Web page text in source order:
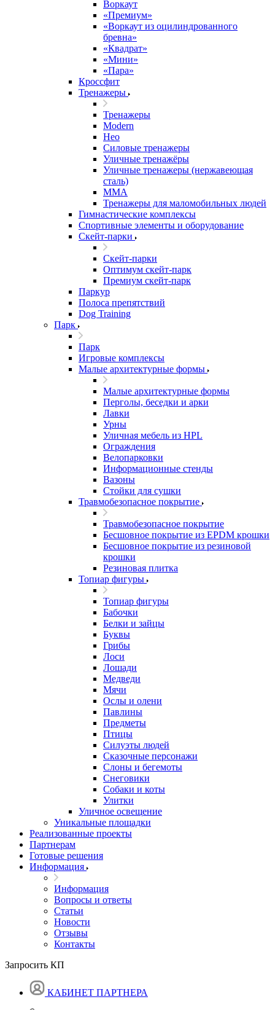
Воркаут
«Премиум»
«Воркаут из оцилиндрованного
бревна»
«Квадрат»
«Мини»
«Пара»
Кроссфит
Тренажеры
Тренажеры
Modern
Нео
Силовые тренажеры
Уличные тренажёры
Уличные тренажеры (нержавеющая
сталь)
ММА
Тренажеры для маломобильных людей
Гимнастические комплексы
Спортивные элементы и оборудование
Скейт-парки
Скейт-парки
Оптимум скейт-парк
Премиум скейт-парк
Паркур
Полоса препятствий
Dog Training
Парк
Парк
Игровые комплексы
Малые архитектурные формы
Малые архитектурные формы
Перголы, беседки и арки
Лавки
Урны
Уличная мебель из HPL
Ограждения
Велопарковки
Информационные стенды
Вазоны
Стойки для сушки
Травмобезопасное покрытие
Травмобезопасное покрытие
Бесшовное покрытие из EPDM крошки
Бесшовное покрытие из резиновой
крошки
Резиновая плитка
Топиар фигуры
Топиар фигуры
Бабочки
Белки и зайцы
Буквы
Грибы
Лоси
Лошади
Медведи
Мячи
Ослы и олени
Павлины
Предметы
Птицы
Силуэты людей
Сказочные персонажи
Слоны и бегемоты
Снеговики
Собаки и коты
Улитки
Уличное освещение
Уникальные площадки
Реализованные проекты
Партнерам
Готовые решения
Информация
Информация
Вопросы и ответы
Статьи
Новости
Отзывы
Контакты
Запросить КП
КАБИНЕТ ПАРТНЕРА